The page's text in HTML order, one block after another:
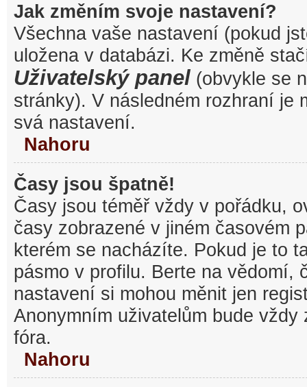
Jak změním svoje nastavení?
Všechna vaše nastavení (pokud
uložena v databázi. Ke změně
Uživatelský panel (obvykle se
stránky). V následném rozhraní je
svá nastavení.
Nahoru
Časy jsou špatně!
Časy jsou téměř vždy v pořádku,
časy zobrazené v jiném časovém
kterém se nacházíte. Pokud je to
pásmo v profilu. Berte na vědomí,
nastavení si mohou měnit jen
Anonymním uživatelům bude
fóra.
Nahoru